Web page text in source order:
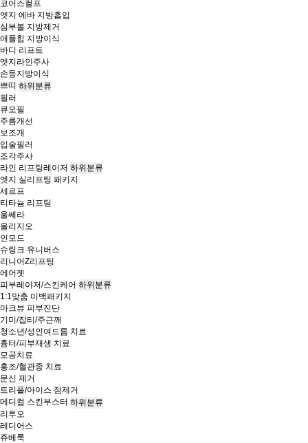
코어스컬프
엣지 에바 지방흡입
심부볼 지방제거
애플힙 지방이식
바디 리프트
엣지라인주사
손등지방이식
쁘띠 하위분류
필러
큐오필
주름개선
보조개
입술필러
조각주사
라인 리프팅레이저 하위분류
엣지 실리프팅 패키지
세르프
티타늄 리프팅
울쎄라
올리지오
인모드
슈링크 유니버스
리니어Z리프팅
에어젯
피부레이저/스킨케어 하위분류
1:1맞춤 미백패키지
마크뷰 피부진단
기미/잡티/주근깨
청소년/성인여드름 치료
흉터/피부재생 치료
모공치료
홍조/혈관종 치료
문신 제거
트리플/아이스 점제거
메디컬 스킨부스터 하위분류
리투오
레디어스
쥬베룩